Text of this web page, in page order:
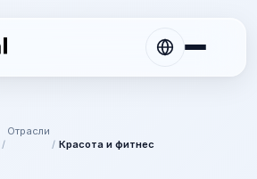
/
Отрасли
/ Красота и фитнес